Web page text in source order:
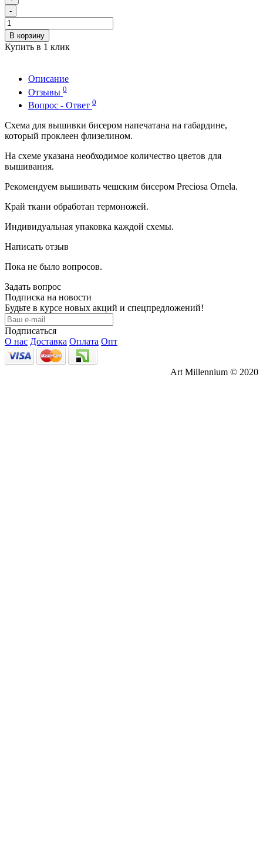
-
В корзину
Купить в 1 клик
Описание
Отзывы 0
Вопрос - Ответ 0
Схема для вышивки бисером напечатана на габардине,
который проклеен флизелином.
На схеме указана необходимое количество цветов для
вышивания.
Рекомендуем вышивать чешским бисером Preciosa Ornela.
Край ткани обработан термоножей.
Индивидуальная упаковка каждой схемы.
Написать отзыв
Пока не было вопросов.
Задать вопрос
Подписка на новости
Будьте в курсе новых акций и спецпредложений!
Подписаться
О нас Доставка Оплата Опт
Art Millennium © 2020